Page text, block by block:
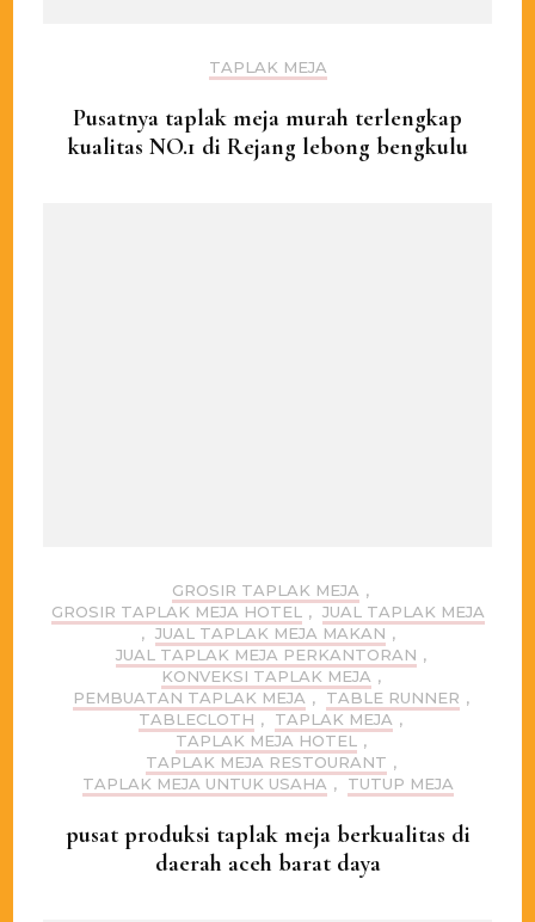
TAPLAK MEJA
Pusatnya taplak meja murah terlengkap
kualitas NO.1 di Rejang lebong bengkulu
GROSIR TAPLAK MEJA ,
GROSIR TAPLAK MEJA HOTEL , JUAL TAPLAK MEJA
, JUAL TAPLAK MEJA MAKAN ,
JUAL TAPLAK MEJA PERKANTORAN ,
KONVEKSI TAPLAK MEJA ,
PEMBUATAN TAPLAK MEJA , TABLE RUNNER ,
TABLECLOTH , TAPLAK MEJA ,
TAPLAK MEJA HOTEL ,
TAPLAK MEJA RESTOURANT ,
TAPLAK MEJA UNTUK USAHA , TUTUP MEJA
pusat produksi taplak meja berkualitas di
daerah aceh barat daya